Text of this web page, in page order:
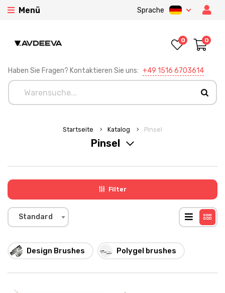
Menü Sprache
Haben Sie Fragen? Kontaktieren Sie uns: +49 1516 6703614
0 0
Startseite Katalog Pinsel
Pinsel
Filter
Standard
Design Brushes Polygel brushes